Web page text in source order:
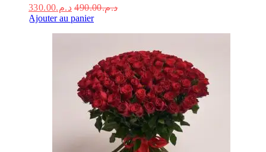
د.م.330.00 د.م.490.00
Ajouter au panier